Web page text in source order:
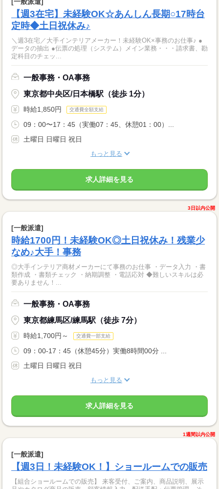
【週3在宅】未経験OK☆あんしん長期○17時台
定時◆土日祝休み♪
＼週3在宅／大手インテリアメーカー！未経験OK×事務のお仕事♪ ●
データの抽出 ●伝票の処理（システム）メイン業務・・・請求書、勘
定科目のチェッ...
一般事務・OA事務
東京都中央区/日本橋駅（徒歩 1分）
時給1,850円 交通費全額支給
09：00〜17：45（実働07：45、休憩01：00）...
土曜日 日曜日 祝日
もっと見る
求人詳細を見る
3日以内公開
[一般派遣]
時給1700円！未経験OK◎土日祝休み！残業少
なめ♪大手！事務
◎大手インテリア商材メーカーにて事務のお仕事 ・データ入力 ・書
類作成 ・書類チェック ・納期調整 ・電話応対 ◆難しいスキルは必
要ありません！...
一般事務・OA事務
東京都練馬区/練馬駅（徒歩 7分）
時給1,700円～ 交通費一部支給
09：00-17：45（休憩45分）実働8時間00分 ...
土曜日 日曜日 祝日
もっと見る
求人詳細を見る
1週間以内公開
[一般派遣]
【週3日！未経験OK！】ショールームでの販売
【組合ショールームでの販売】 来客受付、ご案内、商品説明、展示